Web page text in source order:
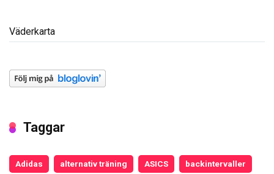
Väderkarta
Taggar
Adidas alternativ träning ASICS backintervaller